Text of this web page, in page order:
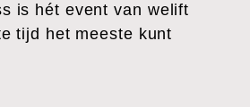
is hét event van welift
tijd het meeste kunt